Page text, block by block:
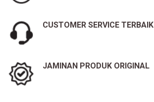
CUSTOMER SERVICE TERBAIK
JAMINAN PRODUK ORIGINAL